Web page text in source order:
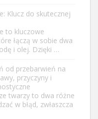
Klucz do skutecznej
to kluczowe
łączą w sobie dwa
i olej. Dzięki …
od przebarwień na
przyczyny i
twarzy to dwa różne
w błąd, zwłaszcza